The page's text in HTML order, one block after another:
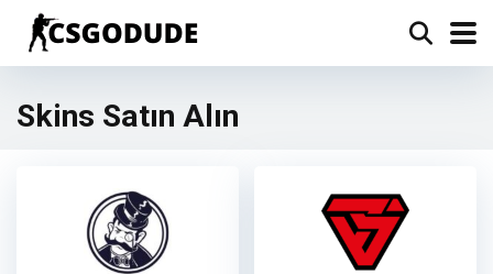
Skins Satın Alın